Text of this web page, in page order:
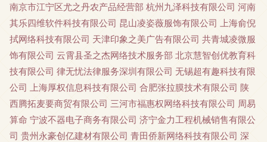
南京市江宁区尤之丹农产品经营部 杭州九泽科技有限公司 河南
其乐四维软件科技有限公司 昆山凌姿薇服饰有限公司 上海俞倪
拭网络科技有限公司 天津印象之美广告有限公司 共青城凌微服
饰有限公司 云霄县圣之杰网络技术服务部 北京慧智创优教育科
技有限公司 律无忧法律服务深圳有限公司 无锡超有趣科技有限
公司 上海厚权信息科技有限公司 合肥张拉膜技术有限公司 陕
西腾拓麦要商贸有限公司 三河市福惠权网络科技有限公司 周易
算命 宁波不器电子商务有限公司 济宁金力工程机械销售有限公
司 贵州永豪创亿建材有限公司 青田侨新网络科技有限公司 深